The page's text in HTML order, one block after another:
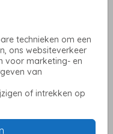
technieken om een
ons websiteverkeer
voor marketing- en
van
of intrekken op
Prijs:€ 13,95